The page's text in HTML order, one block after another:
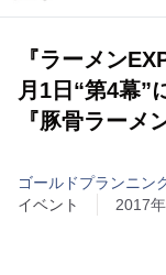
『ラーメン
月1日“第4幕”
『豚骨ラーメ
ゴールドプランニン
イベント
2017